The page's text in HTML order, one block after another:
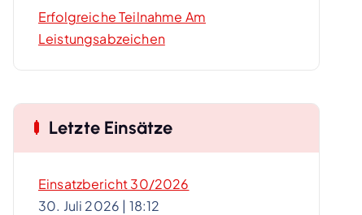
Erfolgreiche Teilnahme Am
Leistungsabzeichen
Letzte Einsätze
Einsatzbericht 30/2026
30. Juli 2026 | 18:12